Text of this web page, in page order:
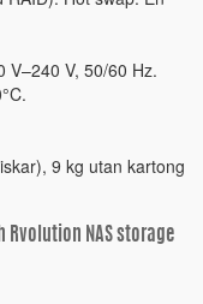
V–240 V, 50/60 Hz.
9 kg utan kartong
NAS storage